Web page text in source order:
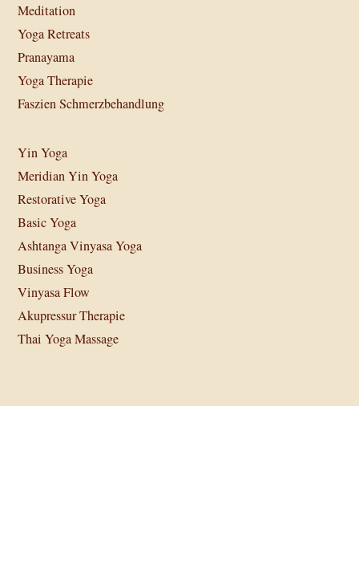
Meditation
Yoga Retreats
Pranayama
Yoga Therapie
Faszien Schmerzbehandlung
Yin Yoga
Meridian Yin Yoga
Restorative Yoga
Basic Yoga
Ashtanga Vinyasa Yoga
Business Yoga
Vinyasa Flow
Akupressur Therapie
Thai Yoga Massage